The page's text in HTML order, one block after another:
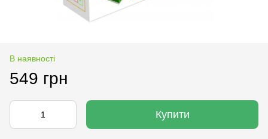
В наявності
549 грн
Купити